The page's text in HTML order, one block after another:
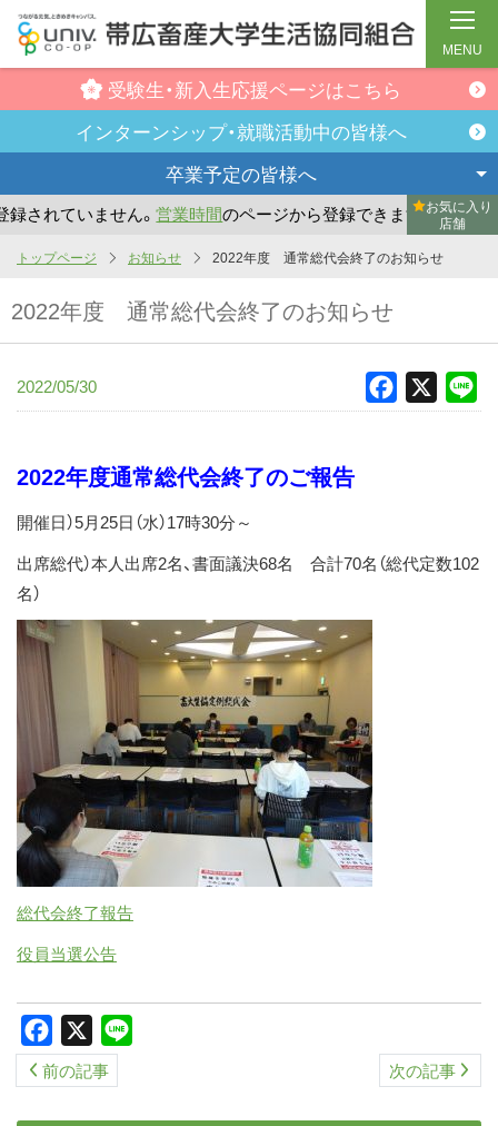
ン
コ
受験生・新入生応援ページはこちら
インターンシップ・就職活動中の皆様へ
卒業予定の皆様へ
れていません。営業時間のページから登録できます。 ま
お気に入り
店舗
MENU
トップページ お知らせ 2022年度 通常総代会終了のお知らせ
2022年度 通常総代会終了のお知らせ
2022/05/30 Facebook
2022年度通常総代会終了のご報告
開催日）5月25日（水）17時30分～
出席総代）本人出席2名、書面議決68名 合計70名（総代定数102
名）
総代会終了報告
役員当選公告
Facebook
前の記事 次の記事